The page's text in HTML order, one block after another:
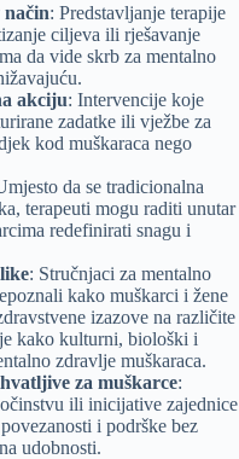
: Predstavljanje terapije
ciljeva ili rješavanje
da vide skrb za mentalno
akciju: Intervencije koje
zadatke ili vježbe za
kod muškaraca nego
da se tradicionalna
terapeuti mogu raditi unutar
redefinirati snagu i
: Stručnjaci za mentalno
kako muškarci i žene
izazove na različite
kako kulturni, biološki i
zdravlje muškaraca.
za muškarce:
ili inicijative zajednice
i podrške bez
udobnosti.